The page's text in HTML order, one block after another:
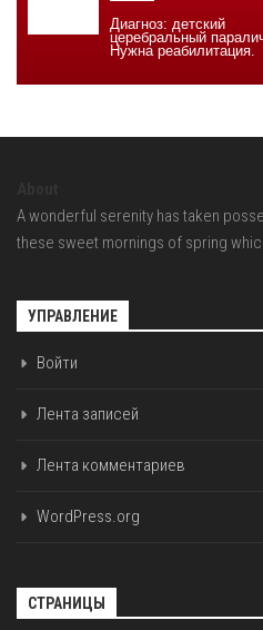
A wonderful serenity has taken
these sweet mornings of spring
УПРАВЛЕНИЕ
Войти
Лента записей
Лента комментариев
WordPress.org
СТРАНИЦЫ